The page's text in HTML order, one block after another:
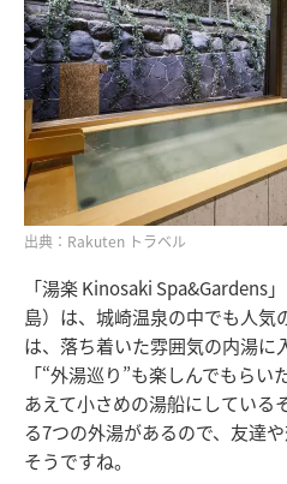
出典：Rakuten トラベル
「湯楽 Kinosaki Spa&Gardens
島）は、城崎温泉の中でも人気
は、落ち着いた雰囲気の内湯に
「“外湯巡り”も楽しんでもら
あえて小さめの湯船にしている
る7つの外湯があるので、友達
そうですね。